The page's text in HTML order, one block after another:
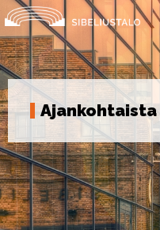
Skip
to
content
Ajankohtaista